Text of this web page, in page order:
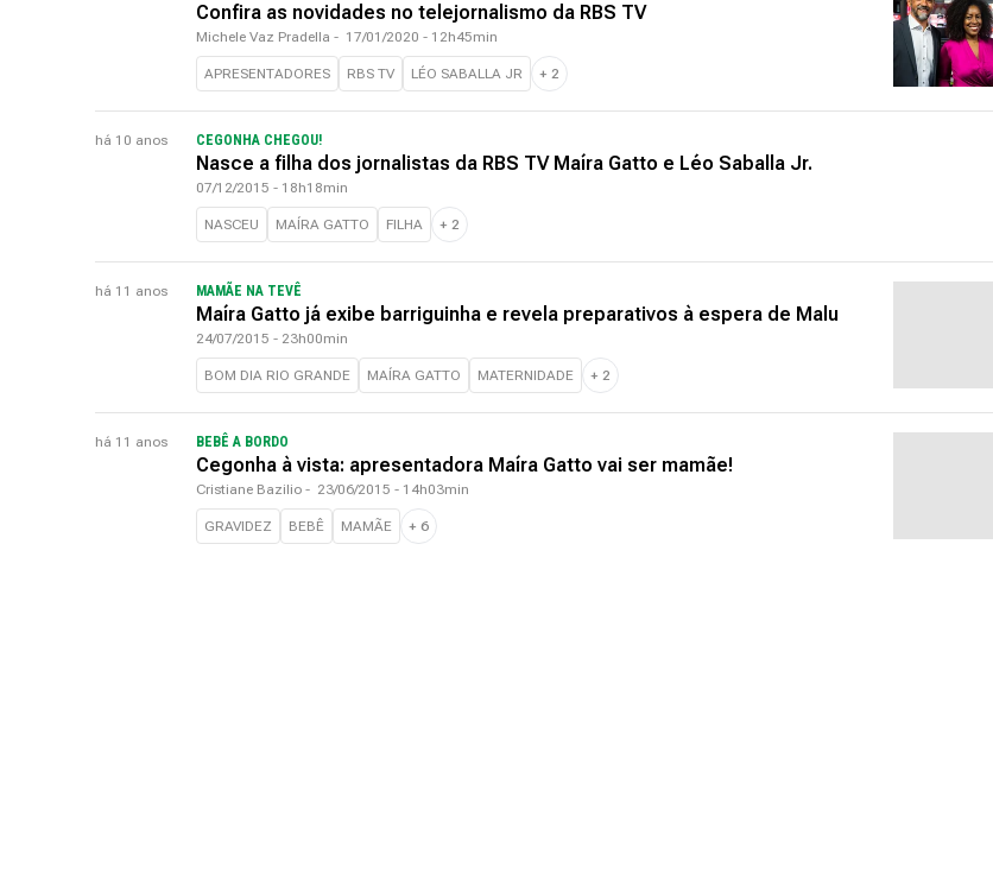
Confira as novidades no telejornalismo da RBS TV
Michele Vaz Pradella - 17/01/2020 - 12h45min
APRESENTADORES RBS TV LÉO SABALLA JR + 2
há 10 anos CEGONHA CHEGOU!
Nasce a filha dos jornalistas da RBS TV Maíra Gatto e Léo Saballa Jr.
07/12/2015 - 18h18min
NASCEU MAÍRA GATTO FILHA + 2
há 11 anos MAMÃE NA TEVÊ
Maíra Gatto já exibe barriguinha e revela preparativos à espera de Malu
24/07/2015 - 23h00min
BOM DIA RIO GRANDE MAÍRA GATTO MATERNIDADE + 2
há 11 anos BEBÊ A BORDO
Cegonha à vista: apresentadora Maíra Gatto vai ser mamãe!
Cristiane Bazilio - 23/06/2015 - 14h03min
GRAVIDEZ BEBÊ MAMÃE + 6